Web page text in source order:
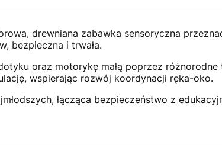
drewniana zabawka sensoryczna
bezpieczna i trwała.
oraz motorykę małą poprzez
wspierając rozwój koordynacji ręka-oko.
łącząca bezpieczeństwo z